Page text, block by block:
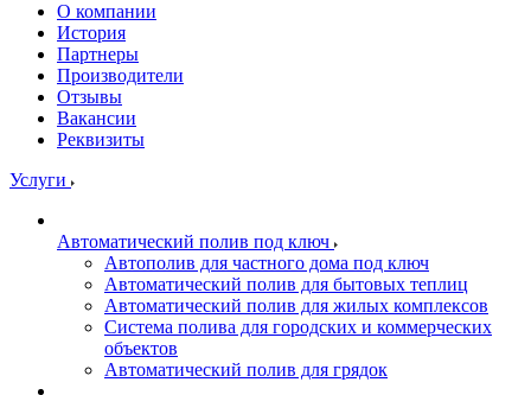
О компании
История
Партнеры
Производители
Отзывы
Вакансии
Реквизиты
Услуги
Автоматический полив под ключ
Автополив для частного дома под ключ
Автоматический полив для бытовых теплиц
Автоматический полив для жилых комплексов
Система полива для городских и коммерческих
объектов
Автоматический полив для грядок